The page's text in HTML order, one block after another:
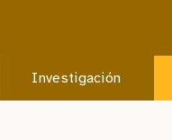
Investigación